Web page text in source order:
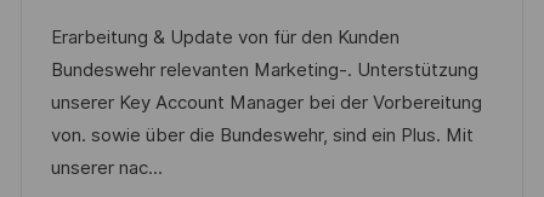
D
’
A
F
F
R
E
N
C
É
G
O
R
I
Erarbeitung & Update von für den Kunden
Bundeswehr relevanten Marketing-. Unterstützung
unserer Key Account Manager bei der Vorbereitung
von. sowie über die Bundeswehr, sind ein Plus. Mit
unserer nac...